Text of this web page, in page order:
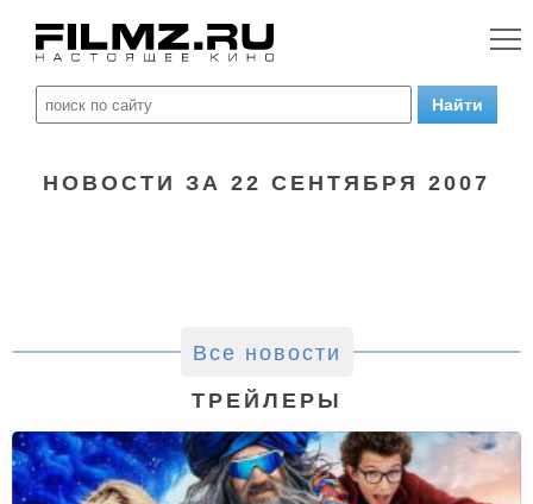
НОВОСТИ ЗА 22 СЕНТЯБРЯ 2007
Все новости
ТРЕЙЛЕРЫ